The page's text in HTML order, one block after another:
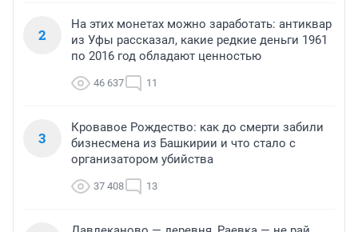
2
На этих монетах можно заработать: антиквар
из Уфы рассказал, какие редкие деньги 1961
по 2016 год обладают ценностью
46 637 11
3
Кровавое Рождество: как до смерти забили
бизнесмена из Башкирии и что стало с
организатором убийства
37 408 13